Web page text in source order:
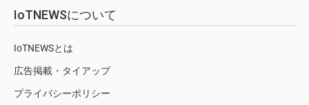
IoTNEWSについて
IoTNEWSとは
広告掲載・タイアップ
プライバシーポリシー